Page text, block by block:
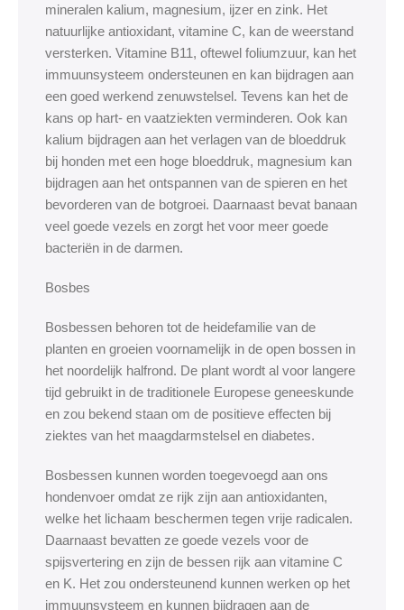
mineralen kalium, magnesium, ijzer en zink. Het
natuurlijke antioxidant, vitamine C, kan de weerstand
versterken. Vitamine B11, oftewel foliumzuur, kan het
immuunsysteem ondersteunen en kan bijdragen aan
een goed werkend zenuwstelsel. Tevens kan het de
kans op hart- en vaatziekten verminderen. Ook kan
kalium bijdragen aan het verlagen van de bloeddruk
bij honden met een hoge bloeddruk, magnesium kan
bijdragen aan het ontspannen van de spieren en het
bevorderen van de botgroei. Daarnaast bevat banaan
veel goede vezels en zorgt het voor meer goede
bacteriën in de darmen.
Bosbes
Bosbessen behoren tot de heidefamilie van de
planten en groeien voornamelijk in de open bossen in
het noordelijk halfrond. De plant wordt al voor langere
tijd gebruikt in de traditionele Europese geneeskunde
en zou bekend staan om de positieve effecten bij
ziektes van het maagdarmstelsel en diabetes.
Bosbessen kunnen worden toegevoegd aan ons
hondenvoer omdat ze rijk zijn aan antioxidanten,
welke het lichaam beschermen tegen vrije radicalen.
Daarnaast bevatten ze goede vezels voor de
spijsvertering en zijn de bessen rijk aan vitamine C
en K. Het zou ondersteunend kunnen werken op het
immuunsysteem en kunnen bijdragen aan de